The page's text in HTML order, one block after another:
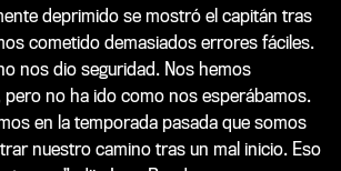
deprimido se mostró el capitán tras
cometido demasiados errores fáciles.
nos dio seguridad. Nos hemos
no ha ido como nos esperábamos.
en la temporada pasada que somos
nuestro camino tras un mal inicio. Eso